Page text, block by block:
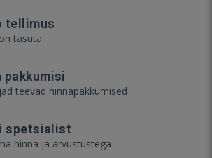
tellimus
tasuta
pakkumisi
teevad hinnapakkumised
spetsialist
hinna ja arvustustega